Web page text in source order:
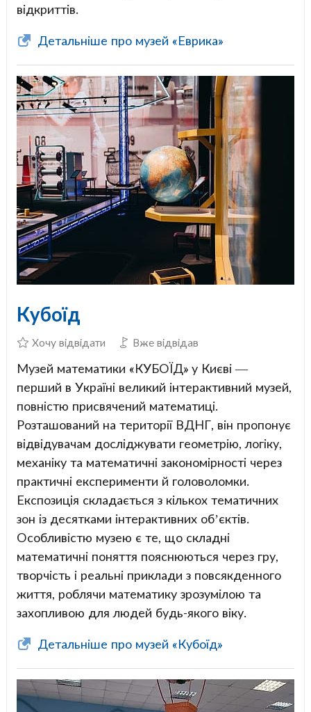
відкриттів.
Детальніше про музей «Еврика»
Кубоїд
Хочу відвідати Вже відвідав
Музей математики «КУБОЇД» у Києві —
перший в Україні великий інтерактивний музей,
повністю присвячений математиці.
Розташований на території ВДНГ, він пропонує
відвідувачам досліджувати геометрію, логіку,
механіку та математичні закономірності через
практичні експерименти й головоломки.
Експозиція складається з кількох тематичних
зон із десятками інтерактивних об’єктів.
Особливістю музею є те, що складні
математичні поняття пояснюються через гру,
творчість і реальні приклади з повсякденного
життя, роблячи математику зрозумілою та
захопливою для людей будь-якого віку.
Детальніше про музей «Кубоїд»